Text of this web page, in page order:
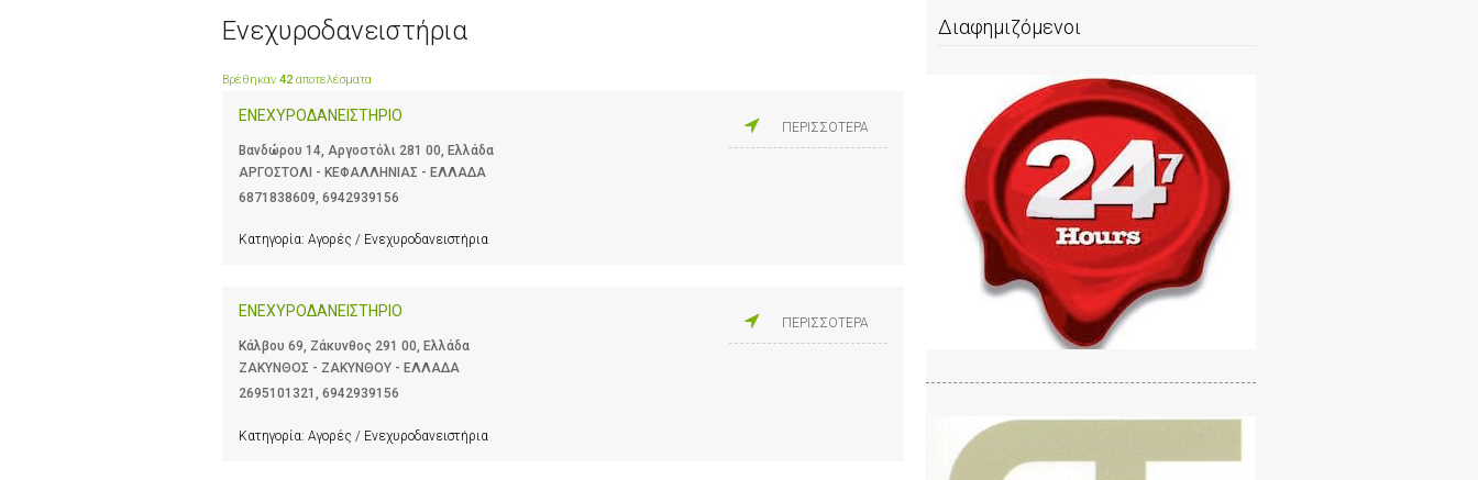
Ενεχυροδανειστήρια
Βρέθηκαν 42 αποτελέσματα
ΕΝΕΧΥΡΟΔΑΝΕΙΣΤΗΡΙΟ
Βανδώρου 14, Αργοστόλι 281 00, Ελλάδα
ΑΡΓΟΣΤΟΛΙ - ΚΕΦΑΛΛΗΝΙΑΣ - ΕΛΛΑΔΑ
6871838609, 6942939156
Κατηγορία: Αγορές / Ενεχυροδανειστήρια
ΠΕΡΙΣΣΟΤΕΡΑ
ΕΝΕΧΥΡΟΔΑΝΕΙΣΤΗΡΙΟ
Κάλβου 69, Ζάκυνθος 291 00, Ελλάδα
ΖΑΚΥΝΘΟΣ - ΖΑΚΥΝΘΟΥ - ΕΛΛΑΔΑ
2695101321 , 6942939156
Κατηγορία: Αγορές / Ενεχυροδανειστήρια
ΠΕΡΙΣΣΟΤΕΡΑ
Διαφημιζόμενοι